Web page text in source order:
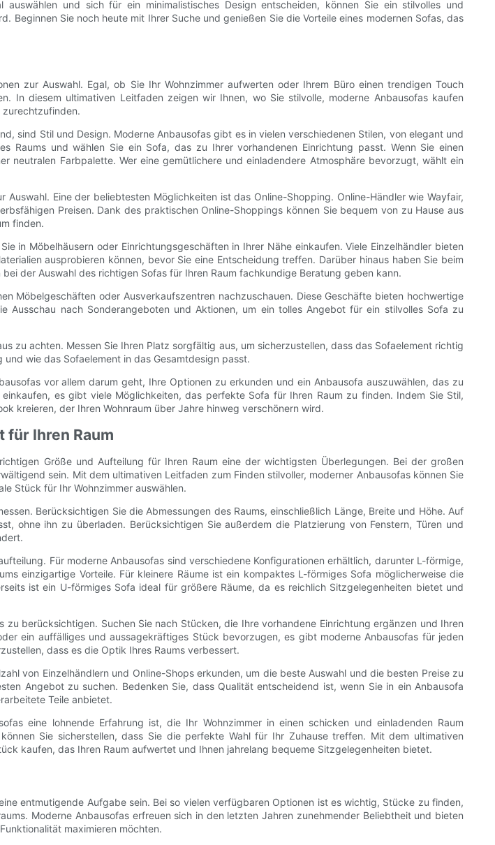
und sich für ein minimalistisches Design entscheiden, können Sie ein stilvolles und
Beginnen Sie noch heute mit Ihrer Suche und genießen Sie die Vorteile eines modernen Sofas, das
zur Auswahl. Egal, ob Sie Ihr Wohnzimmer aufwerten oder Ihrem Büro einen trendigen Touch
In diesem ultimativen Leitfaden zeigen wir Ihnen, wo Sie stilvolle, moderne Anbausofas kaufen
zurechtzufinden.
sind Stil und Design. Moderne Anbausofas gibt es in vielen verschiedenen Stilen, von elegant und
Raums und wählen Sie ein Sofa, das zu Ihrer vorhandenen Einrichtung passt. Wenn Sie einen
neutralen Farbpalette. Wer eine gemütlichere und einladendere Atmosphäre bevorzugt, wählt ein
Eine der beliebtesten Möglichkeiten ist das Online-Shopping. Online-Händler wie Wayfair,
Preisen. Dank des praktischen Online-Shoppings können Sie bequem von zu Hause aus
finden.
in Möbelhäusern oder Einrichtungsgeschäften in Ihrer Nähe einkaufen. Viele Einzelhändler bieten
ausprobieren können, bevor Sie eine Entscheidung treffen. Darüber hinaus haben Sie beim
der Auswahl des richtigen Sofas für Ihren Raum fachkundige Beratung geben kann.
Möbelgeschäften oder Ausverkaufszentren nachzuschauen. Diese Geschäfte bieten hochwertige
Ausschau nach Sonderangeboten und Aktionen, um ein tolles Angebot für ein stilvolles Sofa zu
zu achten. Messen Sie Ihren Platz sorgfältig aus, um sicherzustellen, dass das Sofaelement richtig
wie das Sofaelement in das Gesamtdesign passt.
vor allem darum geht, Ihre Optionen zu erkunden und ein Anbausofa auszuwählen, das zu
es gibt viele Möglichkeiten, das perfekte Sofa für Ihren Raum zu finden. Indem Sie Stil,
kreieren, der Ihren Wohnraum über Jahre hinweg verschönern wird.
für Ihren Raum
Größe und Aufteilung für Ihren Raum eine der wichtigsten Überlegungen. Bei der großen
sein. Mit dem ultimativen Leitfaden zum Finden stilvoller, moderner Anbausofas können Sie
Stück für Ihr Wohnzimmer auswählen.
Berücksichtigen Sie die Abmessungen des Raums, einschließlich Länge, Breite und Höhe. Auf
ohne ihn zu überladen. Berücksichtigen Sie außerdem die Platzierung von Fenstern, Türen und
Für moderne Anbausofas sind verschiedene Konfigurationen erhältlich, darunter L-förmige,
einzigartige Vorteile. Für kleinere Räume ist ein kompaktes L-förmiges Sofa möglicherweise die
ist ein U-förmiges Sofa ideal für größere Räume, da es reichlich Sitzgelegenheiten bietet und
berücksichtigen. Suchen Sie nach Stücken, die Ihre vorhandene Einrichtung ergänzen und Ihren
ein auffälliges und aussagekräftiges Stück bevorzugen, es gibt moderne Anbausofas für jeden
dass es die Optik Ihres Raums verbessert.
von Einzelhändlern und Online-Shops erkunden, um die beste Auswahl und die besten Preise zu
Angebot zu suchen. Bedenken Sie, dass Qualität entscheidend ist, wenn Sie in ein Anbausofa
Teile anbietet.
eine lohnende Erfahrung ist, die Ihr Wohnzimmer in einen schicken und einladenden Raum
Sie sicherstellen, dass Sie die perfekte Wahl für Ihr Zuhause treffen. Mit dem ultimativen
kaufen, das Ihren Raum aufwertet und Ihnen jahrelang bequeme Sitzgelegenheiten bietet.
entmutigende Aufgabe sein. Bei so vielen verfügbaren Optionen ist es wichtig, Stücke zu finden,
Moderne Anbausofas erfreuen sich in den letzten Jahren zunehmender Beliebtheit und bieten
maximieren möchten.